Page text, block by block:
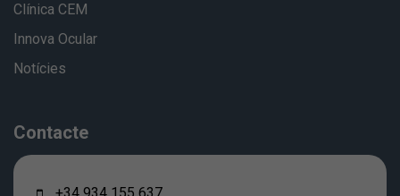
Clínica CEM
Innova Ocular
Notícies
Contacte